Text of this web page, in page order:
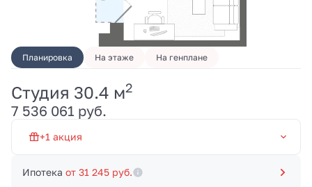
Планировка На этаже На генплане
Студия 30.4 м2
7 536 061 руб.
+1 акция
Первый взнос от 20% и
платежи 100 000 руб./
мес. до 20.03.2028.
действует до
31.08.2026.
Ипотека от 31 245 руб.